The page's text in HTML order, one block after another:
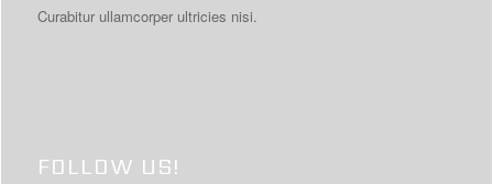
Curabitur ullamcorper ultricies nisi.
FOLLOW US!